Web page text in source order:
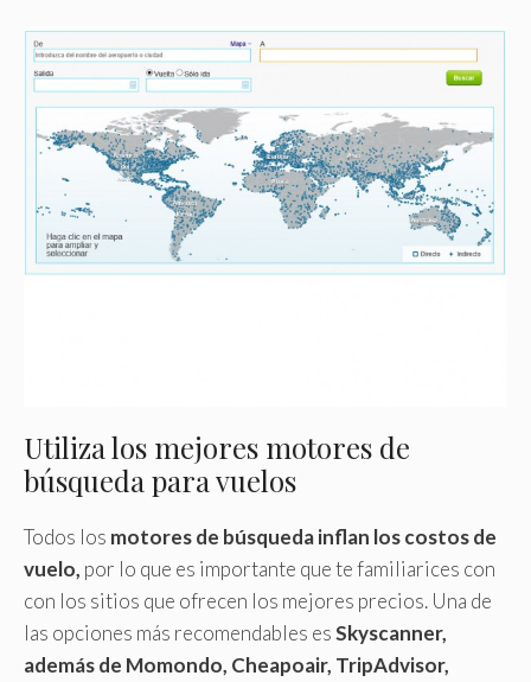
Utiliza los mejores motores de
búsqueda para vuelos
Todos los motores de búsqueda inflan los costos de
vuelo, por lo que es importante que te familiarices con
con los sitios que ofrecen los mejores precios. Una de
las opciones más recomendables esSkyscanner,
además de Momondo, Cheapoair, TripAdvisor,